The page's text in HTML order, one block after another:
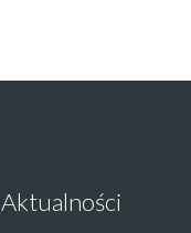
Aktualności